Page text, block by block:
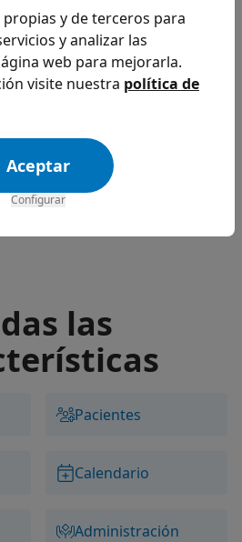
su jornada laboral?
verifica los horarios de acceso al
de que tu información está
segura.
las
Pacientes
Calendario
Administración
y de terceros para
y analizar las
web para mejorarla.
visite nuestra política de
Aceptar
Configurar